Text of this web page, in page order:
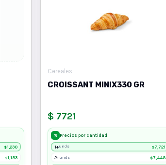
$1,230
$1,183
Cereales
CROISSANT MINIX330 GR
$ 7721
% Precios por cantidad
1+unds $7,721
2+unds $7,448